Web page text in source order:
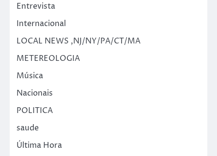
Entrevista
Internacional
LOCAL NEWS ,NJ/NY/PA/CT/MA
METEREOLOGIA
Música
Nacionais
POLITICA
saude
Última Hora